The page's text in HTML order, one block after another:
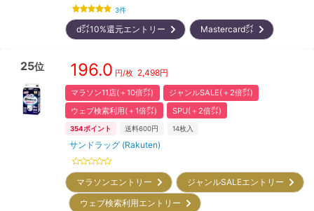
3件
d㌽10%還元エントリー Mastercard㌽
25位 196.0 円/枚 2,498円
マラソン11店(＋10倍㌽)
ジャンルSALE(＋2倍㌽)
ウェブ検索利用(＋1倍㌽)
SPU(＋2倍㌽)
354ポイント 送料600円 14枚入
サンドラッグ (Rakuten)
マラソンエントリー
ジャンルSALEエントリー
ウェブ検索利用エントリー